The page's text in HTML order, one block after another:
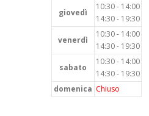
giovedì
10:30 - 14:00
14:30 - 19:30
venerdì
10:30 - 14:00
14:30 - 19:30
sabato
10:30 - 14:00
14:30 - 19:30
domenica Chiuso